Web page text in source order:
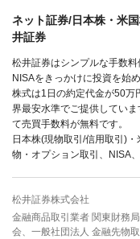
ネット証券/日本株・米
井証券
松井証券はシンプルな手数
NISAをきっかけに投資を始
株式は1日の約定代金が50万
界最安水準でご提供してい
て売買手数料が無料です。
日本株(現物取引/信用取引)
物・オプション取引、NISA
松井証券株式会社
金融商品取引業者 関東財務
会、一般社団法人 金融先物